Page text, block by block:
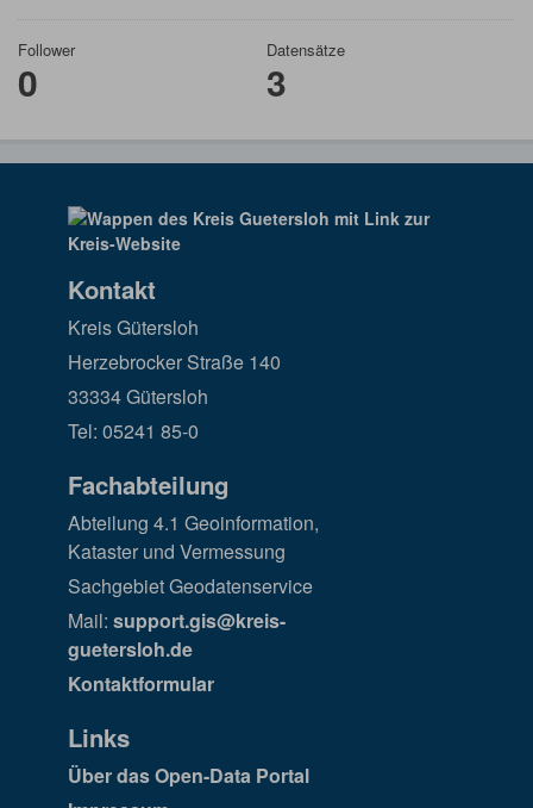
Follower
0
Datensätze
3
Kontakt
Kreis Gütersloh
Herzebrocker Straße 140
33334 Gütersloh
Tel: 05241 85-0
Fachabteilung
Abteilung 4.1 Geoinformation,
Kataster und Vermessung
Sachgebiet Geodatenservice
Mail: support.gis@kreis-
guetersloh.de
Kontaktformular
Links
Über das Open-Data Portal